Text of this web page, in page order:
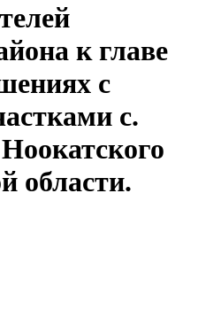
к главе
с
с.
области.